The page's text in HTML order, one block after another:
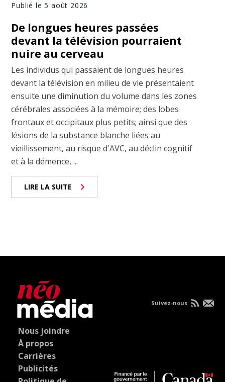
Publié le 5 août 2026
De longues heures passées
devant la télévision pourraient
nuire au cerveau
Les individus qui passaient de longues heures
devant la télévision en milieu de vie présentaient
ensuite une diminution du volume dans les zones
cérébrales associées à la mémoire; des lobes
frontaux et occipitaux plus petits; ainsi que des
lésions de la substance blanche liées au
vieillissement, au risque d'AVC, au déclin cognitif
et à la démence, ...
LIRE LA SUITE
Nous joindre
À propos
Carrières
Publicités
Suivez-nous